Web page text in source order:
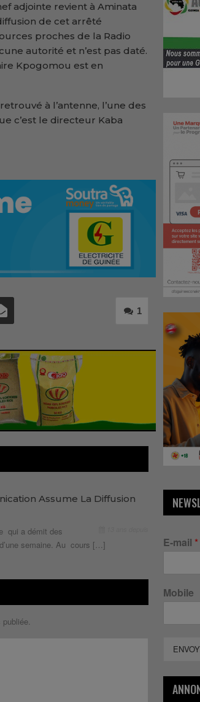
adjointe revient à Aminata
de cet arrêté
proches de la Radio
autorité et n’est pas daté.
Kpogomou est en
à l’antenne, l’une des
c’est le directeur Kaba
1
Assume La Diffusion
qui a démit des
semaine. Au cours […]
E-mail *
Mobile